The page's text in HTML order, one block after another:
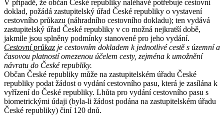
V případě, že občan České republiky naléhavě potřebuje cestovní
doklad, požádá zastupitelský úřad České republiky o vystavení
cestovního průkazu (náhradního cestovního dokladu); ten vydává
zastupitelský úřad České republiky v co možná nejkratší době,
jakmile jsou splněny podmínky stanovené pro jeho vydání.
Cestovní průkaz je cestovním dokladem k jednotlivé cestě s územní a
časovou platností omezenou účelem cesty, zejména k umožnění
návratu do České republiky.
Občan České republiky může na zastupitelském úřadu České
republiky podat žádost o vydání cestovního pasu, která je zasílána k
vyřízení do České republiky. Lhůta pro vydání cestovního pasu s
biometrickými údaji (byla-li žádost podána na zastupitelském úřadu
České republiky) činí 120 dnů.